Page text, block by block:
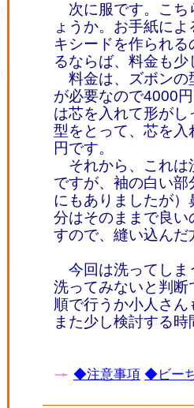
次に服です。こち
ょうか。お手紙に
キシードを作られ
るならば、料金も
料金は、ズボンの
が必要なので4000
は芯を入れて形が
型をとって、芯を
円です。
それから、これは
ですが、袖の白い
にもありましたが
分はそのままで良
すので、縫い込ん
今回は洗ってしま
洗ってみないと判
順で行うか小人さ
また少し検討する
◆注意事項 ◆ビー